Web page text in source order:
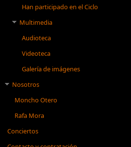
Han participado en el Ciclo
Multimedia
Audioteca
Videoteca
Galería de imágenes
Nosotros
Moncho Otero
Rafa Mora
Conciertos